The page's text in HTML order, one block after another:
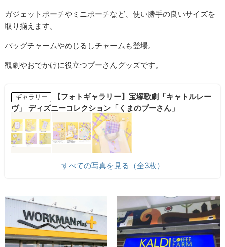
ガジェットポーチやミニポーチなど、使い勝手の良いサイズを
取り揃えます。
バッグチャームやめじるしチャームも登場。
観劇やおでかけに役立つプーさんグッズです。
ギャラリー
【フォトギャラリー】宝塚歌劇「キャトルレー
ヴ」 ディズニーコレクション「くまのプーさん」
すべての写真を見る（全3枚）